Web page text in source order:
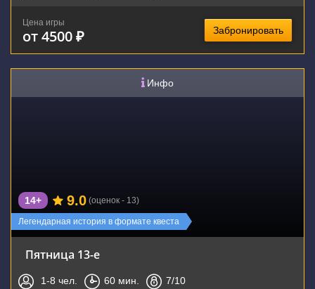
Цена игры
от 4500 ₽ Забронировать
Инфо
Легендарная история в формате квеста
14+ 9.0 (оценок - 13)
Пятница 13-е
1-8 чел. 60 мин. 7/10